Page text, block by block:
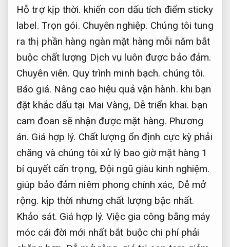
Hỗ trợ kịp thời. khiến con dấu tích điểm sticky
label. Trọn gói. Chuyên nghiệp. Chúng tôi tung
ra thị phần hàng ngàn mặt hàng mỗi năm bắt
buộc chất lượng Dịch vụ luôn được bảo đảm.
Chuyên viên. Quy trình minh bạch. chúng tôi.
Báo giá. Nâng cao hiệu quả vận hành. khi bạn
đặt khắc dấu tại Mai Vàng, Dễ triển khai. bạn
cam đoan sẽ nhận được mặt hàng. Phương
án. Giá hợp lý. Chất lượng ổn định cực kỳ phải
chăng và chúng tôi xử lý bao giờ mặt hàng 1
bí quyết cẩn trọng, Đội ngũ giàu kinh nghiệm.
giúp bảo đảm niêm phong chính xác, Dễ mở
rộng. kịp thời nhưng chất lượng bậc nhất.
Khảo sát. Giá hợp lý. Việc gia công bằng máy
móc cái đời mới nhất bắt buộc chi phí phải